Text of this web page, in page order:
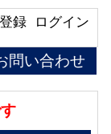
ログイン
録
問い合わせ